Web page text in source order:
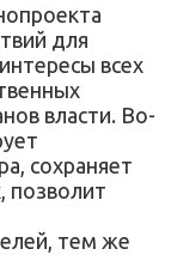
для
всех
власти. Во-
сохраняет
позволит
тем же